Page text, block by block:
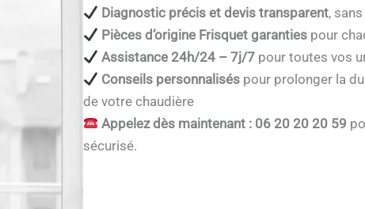
Diagnostic précis et devis transparent,
Pièces d’origine Frisquet garanties pour
Assistance 24h/24 – 7j/7 pour toutes vos
Conseils personnalisés pour prolonger la
de votre chaudière
Appelez dès maintenant : 06 20 20 20 59
sécurisé.